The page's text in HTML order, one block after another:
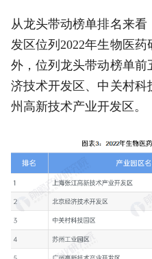
从龙头带动榜单排名来
发区位列2022年生物医
外，位列龙头带动榜单
济技术开发区、中关村
州高新技术产业开发区。